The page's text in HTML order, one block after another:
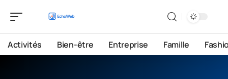
Activités Bien-être Entreprise Famille